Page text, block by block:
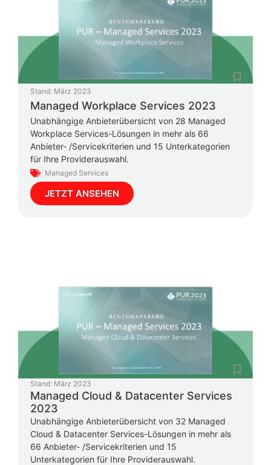
Stand: März 2023
Managed Workplace Services 2023
Unabhängige Anbieterübersicht von 28 Managed
Workplace Services-Lösungen in mehr als 66
Anbieter- /Servicekriterien und 15 Unterkategorien
für Ihre Providerauswahl.
Managed Services
JETZT ANSEHEN
Stand: März 2023
Managed Cloud & Datacenter Services
2023
Unabhängige Anbieterübersicht von 32 Managed
Cloud & Datacenter Services-Lösungen in mehr als
66 Anbieter- /Servicekriterien und 15
Unterkategorien für Ihre Providerauswahl.